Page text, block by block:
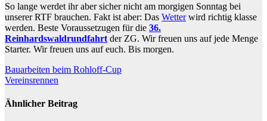
So lange werdet ihr aber sicher nicht am morgigen Sonntag bei
unserer RTF brauchen. Fakt ist aber: Das Wetterwird richtig klasse
werden. Beste Voraussetzugen für die 36.
Reinhardswaldrundfahrt der ZG. Wir freuen uns auf jede Menge
Starter. Wir freuen uns auf euch. Bis morgen.
Beitragsnavigation
Bauarbeiten beim Rohloff-Cup
Vereinsrennen
Ähnlicher Beitrag